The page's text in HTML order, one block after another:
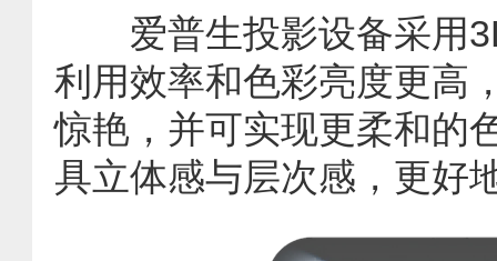
爱普生投影设备采用
利用效率和色彩亮度更高
惊艳，并可实现更柔和的
具立体感与层次感，更好